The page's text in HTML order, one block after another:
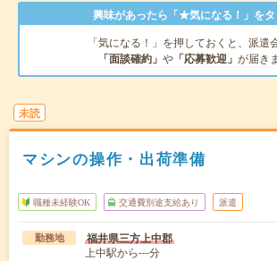
興味があったら「★気になる！」をタ
「気になる！」を押しておくと、派遣
「面談確約」 や 「応募歓迎」 が届き
未読
マシンの操作・出荷準備
職種未経験OK 交通費別途支給あり 派遣
勤務地 福井県三方上中郡
上中駅から---分